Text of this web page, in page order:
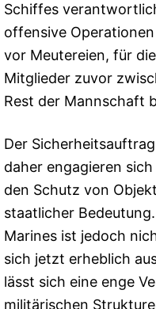
Schiffes
offensive
vor Meutereien, für
Mitglieder zuvor
Rest der Mannschaft
Der
daher engagieren
den Schutz von
staatlicher
Marines ist jedoch
sich jetzt erheblich
lässt sich eine enge
militärischen